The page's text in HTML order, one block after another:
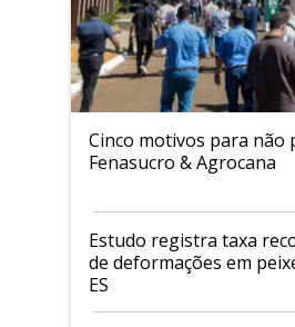
Cinco motivos para não
Fenasucro & Agrocana
Estudo registra taxa
de deformações em
ES